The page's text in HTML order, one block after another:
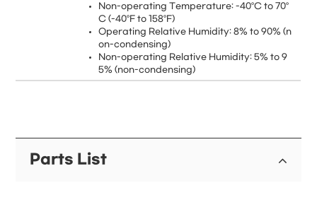
Non-operating Temperature: -40°C to 70°
C (-40°F to 158°F)
Operating Relative Humidity: 8% to 90% (n
on-condensing)
Non-operating Relative Humidity: 5% to 9
5% (non-condensing)
Parts List